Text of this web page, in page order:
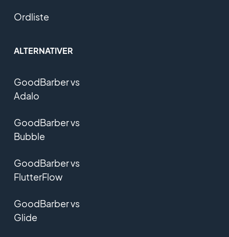
Ordliste
ALTERNATIVER
GoodBarber vs
Adalo
GoodBarber vs
Bubble
GoodBarber vs
FlutterFlow
GoodBarber vs
Glide